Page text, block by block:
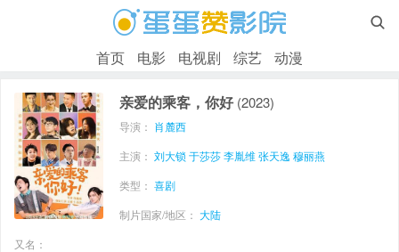

首页 电影 电视剧 综艺 动漫
亲爱的乘客，你好 (2023)
导演： 肖麓西
主演： 刘大锁 于莎莎李胤维张天逸 穆丽燕
类型： 喜剧
制片国家/地区： 大陆
又名：